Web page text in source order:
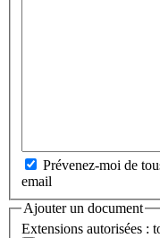
Prévenez-moi de
email
Ajouter un document
Extensions autorisées :